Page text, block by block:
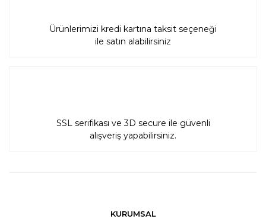
Ürünlerimizi kredi kartına taksit seçeneği
ile satın alabilirsiniz
SSL serifikası ve 3D secure ile güvenli
alışveriş yapabilirsiniz.
KURUMSAL